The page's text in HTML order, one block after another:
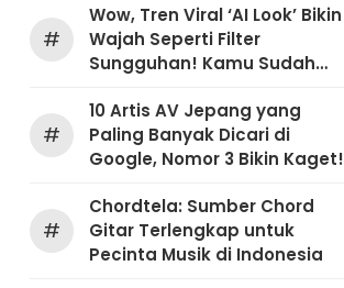
#
Wow, Tren Viral ‘AI Look’ Bikin
Wajah Seperti Filter
Sungguhan! Kamu Sudah
#
10 Artis AV Jepang yang
Paling Banyak Dicari di
Google, Nomor 3 Bikin Kaget!
#
Chordtela: Sumber Chord
Gitar Terlengkap untuk
Pecinta Musik di Indonesia